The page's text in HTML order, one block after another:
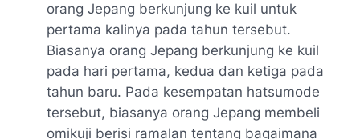
orang Jepang berkunjung ke kuil untuk
pertama kalinya pada tahun tersebut.
Biasanya orang Jepang berkunjung ke kuil
pada hari pertama, kedua dan ketiga pada
tahun baru. Pada kesempatan hatsumode
tersebut, biasanya orang Jepang membeli
omikuji berisi ramalan tentang bagaimana